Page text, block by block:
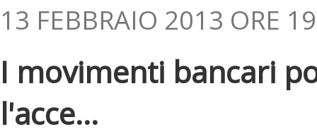
13 FEBBRAIO 2013 ORE
I movimenti bancari
l'acce...